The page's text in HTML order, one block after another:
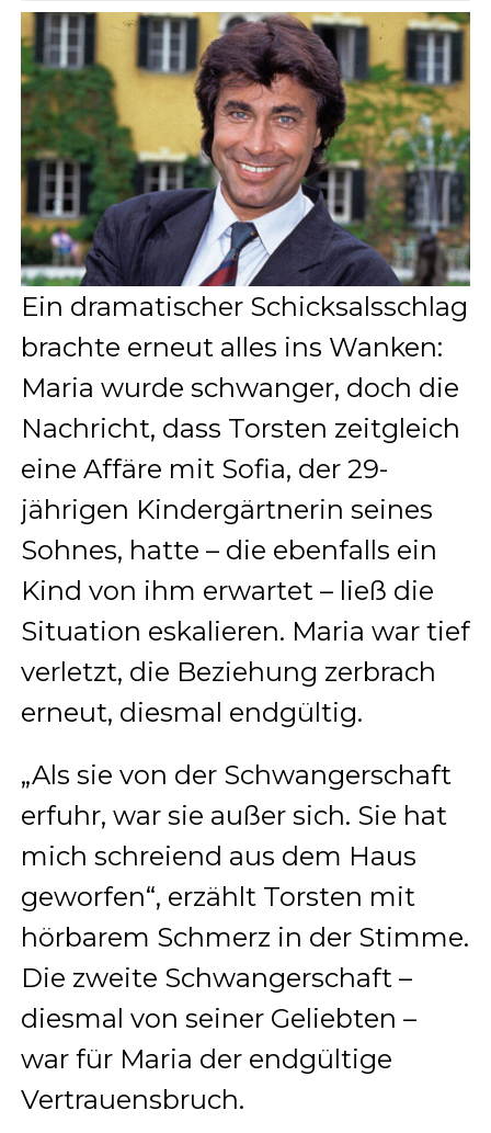
Ein dramatischer Schicksalsschlag
brachte erneut alles ins Wanken:
Maria wurde schwanger, doch die
Nachricht, dass Torsten zeitgleich
eine Affäre mit Sofia, der 29-
jährigen Kindergärtnerin seines
Sohnes, hatte – die ebenfalls ein
Kind von ihm erwartet – ließ die
Situation eskalieren. Maria war tief
verletzt, die Beziehung zerbrach
erneut, diesmal endgültig.
„Als sie von der Schwangerschaft
erfuhr, war sie außer sich. Sie hat
mich schreiend aus dem Haus
geworfen“, erzählt Torsten mit
hörbarem Schmerz in der Stimme.
Die zweite Schwangerschaft –
diesmal von seiner Geliebten –
war für Maria der endgültige
Vertrauensbruch.